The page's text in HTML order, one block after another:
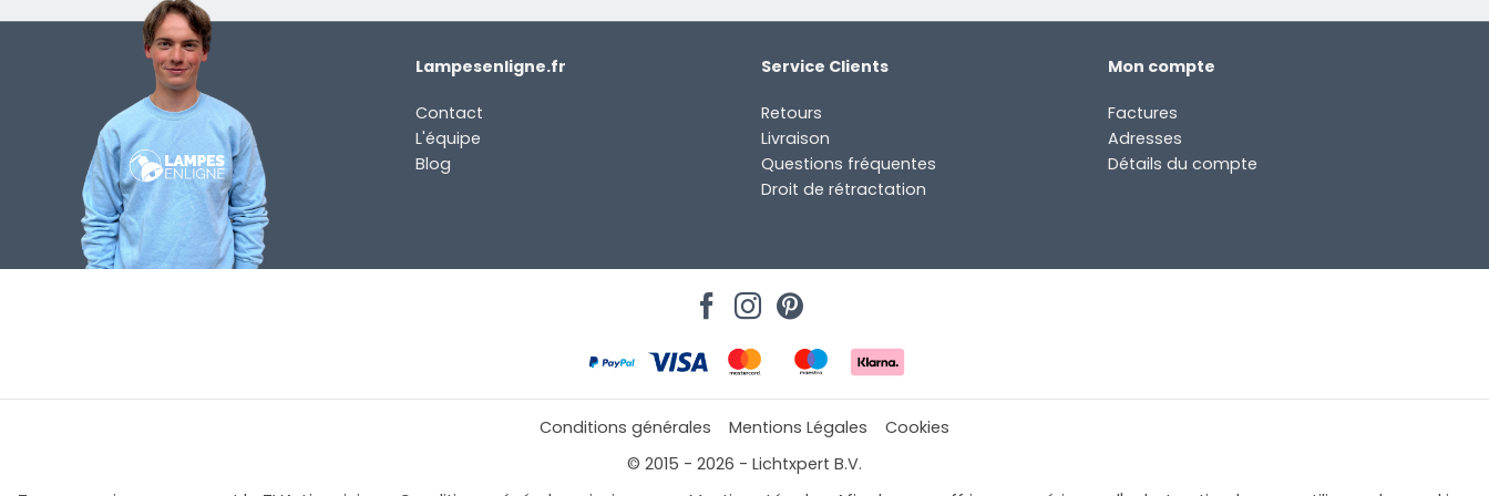
Lampesenligne.fr
Contact
L'équipe
Blog
Service Clients
Retours
Livraison
Questions fréquentes
Droit de rétractation
Mon compte
Factures
Adresses
Détails du compte
Conditions générales Mentions Légales
Cookies
© 2015 - 2026 - Lichtxpert B.V.